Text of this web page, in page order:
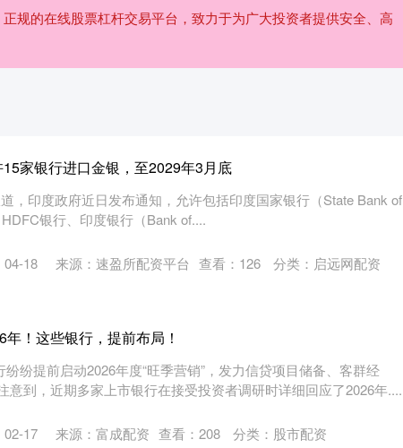
规的在线股票杠杆交易平台，致力于为广大投资者提供安全、高
家银行进口金银，至2029年3月底
，印度政府近日发布通知，允许包括印度国家银行（State Bank of
银行、印度银行（Bank of....
04-18 来源：速盈所配资平台 查看： 126 分类： 启远网配资
！这些银行，提前布局！
纷提前启动2026年度“旺季营销”，发力信贷项目储备、客群经
意到，近期多家上市银行在接受投资者调研时详细回应了2026年....
02-17 来源：富成配资 查看： 208 分类： 股市配资
1.42% 沪深300 4694.44 43.13